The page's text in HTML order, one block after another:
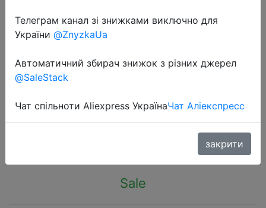
2022-06-23
Машинка для стрижки волос
ENCHEN Boost, беспроводная,
керамическая, с функцией
Sale
Телеграм канал зі знижками виключно для
України @ZnyzkaUa
Автоматичний збирач знижок з різних джерел
@SaleStack
Чат спільноти Aliexpress УкраїнаЧат Аліекспресс
закрити